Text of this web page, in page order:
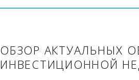
ОБЗОР АКТУАЛЬНЫХ
ИНВЕСТИЦИОННОЙ